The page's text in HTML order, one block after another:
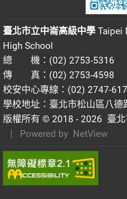
臺北市立中崙高級中學 Taipei
High School
總 機：(02) 2753-5316
傳 真：(02) 2753-4598
校安中心專線：(02) 2747-
學校地址：臺北市松山區八德
版權所有 © 2018 - 2026 臺
| Powered by NetView